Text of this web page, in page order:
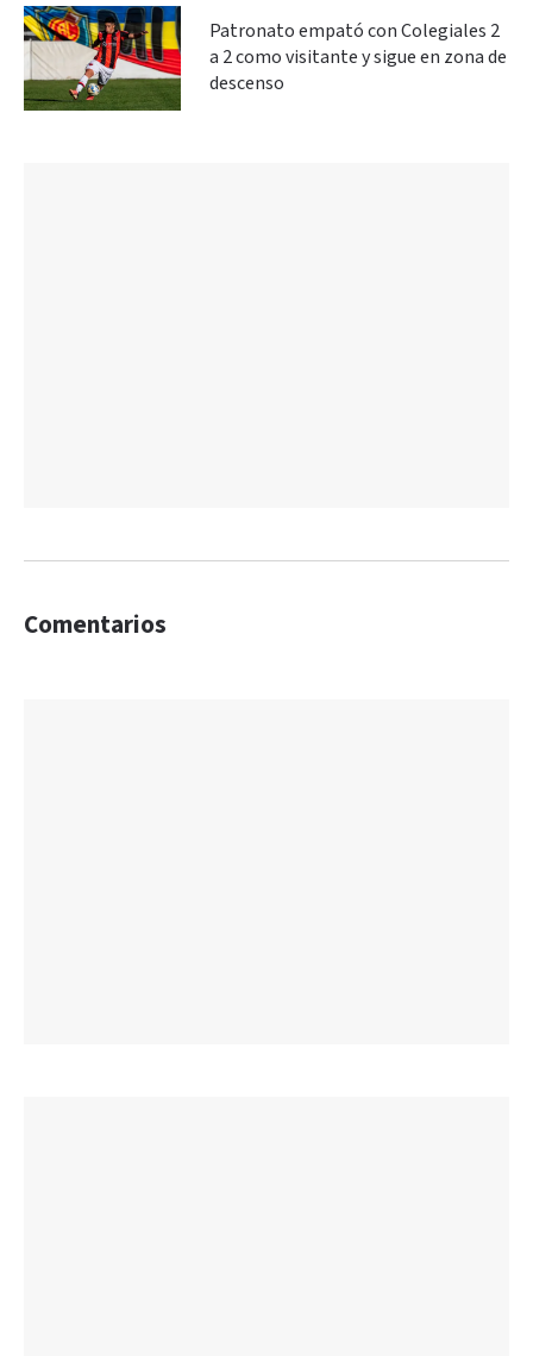
Patronato empató con Colegiales 2
a 2 como visitante y sigue en zona de
descenso
Comentarios